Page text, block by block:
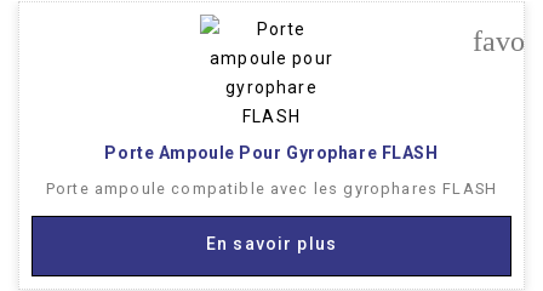
Porte Ampoule Pour Gyrophare FLASH
Porte ampoule compatible avec les gyrophares FLASH
En savoir plus